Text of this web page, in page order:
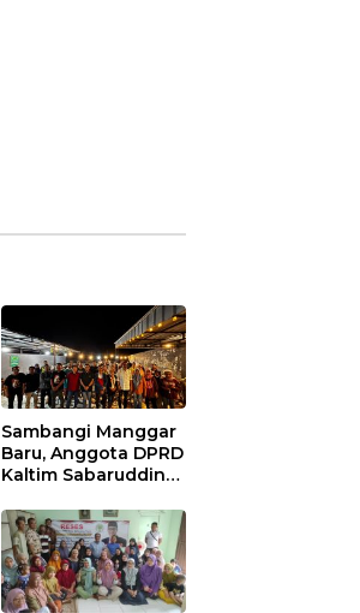
Sambangi Manggar
Baru, Anggota DPRD
Kaltim Sabaruddin
Kepemudaan di
Balikpapan